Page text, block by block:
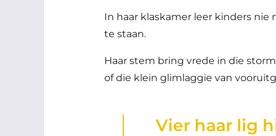
In haar klaskamer leer kinders
te staan.
Haar stem bring vrede in die
of die klein glimlaggie van
Vier haar lig